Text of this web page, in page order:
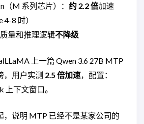
（M 系列芯片）： 约 2.2 倍加速
4-8 时）
量和推理逻辑不降级
上一篇 Qwen 3.6 27B MTP
，用户实测 2.5 倍加速，配置：
上下文窗口。
，说明 MTP 已经不是某家公司的